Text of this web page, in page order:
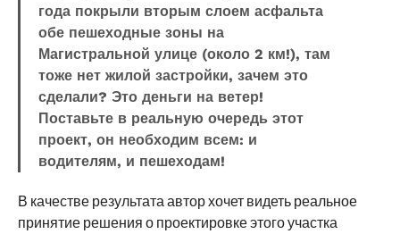
года покрыли вторым слоем асфальта
обе пешеходные зоны на
Магистральной улице (около 2 км!), там
тоже нет жилой застройки, зачем это
сделали? Это деньги на ветер!
Поставьте в реальную очередь этот
проект, он необходим всем: и
водителям, и пешеходам!
В качестве результата автор хочет видеть реальное
принятие решения о проектировке этого участка